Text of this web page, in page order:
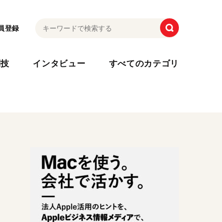
登録
インタビュー すべてのカテゴリ